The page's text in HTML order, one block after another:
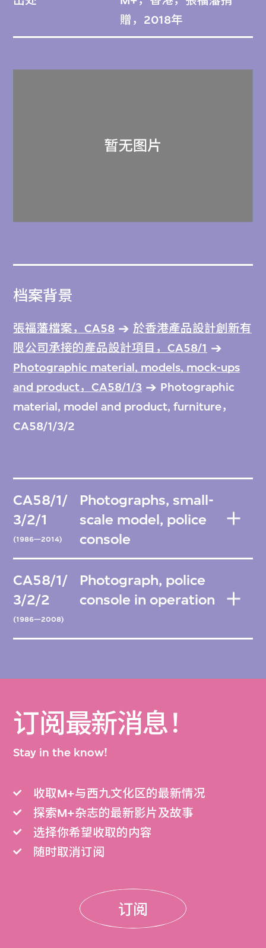
贈，2018年
档案背景
張福藩檔案，CA58
於香港產品設計創新有
限公司承接的產品設計項目，CA58/1
Photographic material, models, mock-ups
and product，CA58/1/3
Photographic
material, model and product, furniture，
CA58/1/3/2
CA58/1/
3/2/1
(1986—2014)
Photographs, small-
scale model, police
console
CA58/1/
3/2/2
(1986—2008)
Photograph, police
console in operation
订阅最新消息！
Stay in the know!
收取M+与西九文化区的最新情况
探索M+杂志的最新影片及故事
选择你希望收取的内容
随时取消订阅
订阅